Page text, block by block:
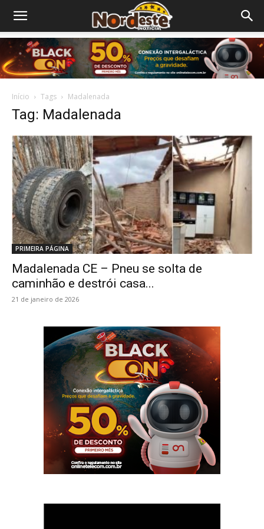
Início Tags Madalenada
Tag: Madalenada
PRIMEIRA PÁGINA
Madalenada CE – Pneu se solta de
caminhão e destrói casa...
21 de janeiro de 2026